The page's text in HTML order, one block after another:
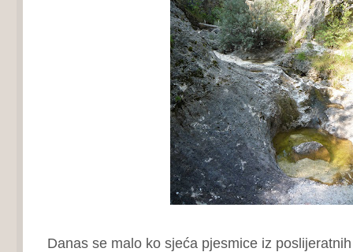
Danas se malo ko sjeća pjesmice iz